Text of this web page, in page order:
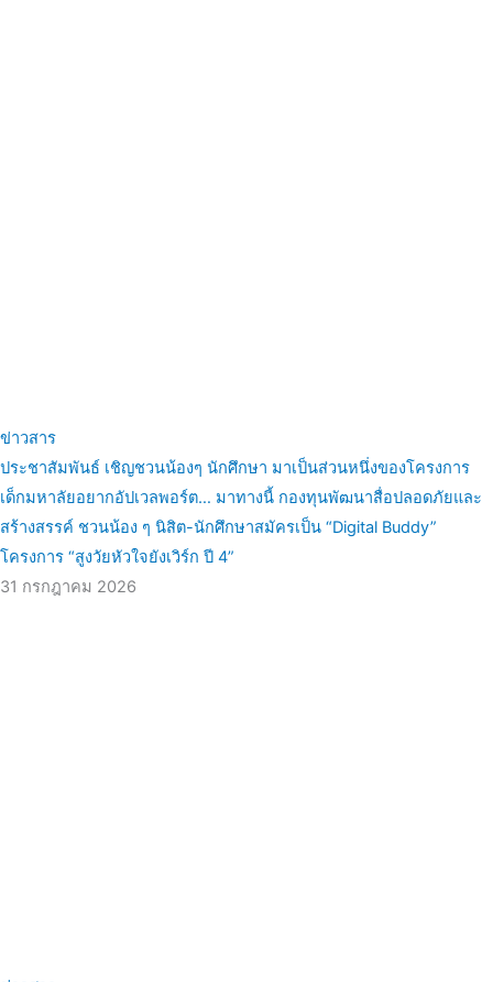
ข่าวสาร
ประชาสัมพันธ์ เชิญชวนน้องๆ นักศึกษา มาเป็นส่วนหนึ่งของโครงการ
เด็กมหาลัยอยากอัปเวลพอร์ต… มาทางนี้ กองทุนพัฒนาสื่อปลอดภัยและ
สร้างสรรค์ ชวนน้อง ๆ นิสิต-นักศึกษาสมัครเป็น “Digital Buddy”
โครงการ “สูงวัยหัวใจยังเวิร์ก ปี 4”
31 กรกฎาคม 2026